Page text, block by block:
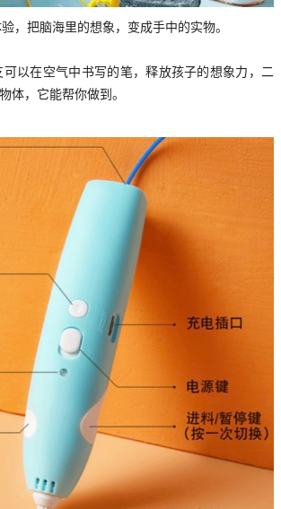
，把脑海里的想象，变成手中的实物。
可以在空气中书写的笔，释放孩子的想象力，二
体，它能帮你做到。